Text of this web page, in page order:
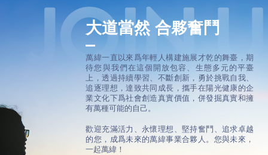
大道當然 合夥奮鬥
萬緯一直以來爲年輕人構建施展才乾的舞臺，期
待您與我們在這個開放包容、生態多元的平臺
上，透過持續學習、不斷創新，勇於挑戰自我、
追逐理想，達致共同成長，攜手在陽光健康的企
業文化下爲社會創造真實價值，併發掘真實和擁
有萬種可能的自己。
歡迎充滿活力、永懷理想、堅持奮鬥、追求卓越
的您，成爲未來的萬緯事業合夥人。您與未來，
一起萬緯！